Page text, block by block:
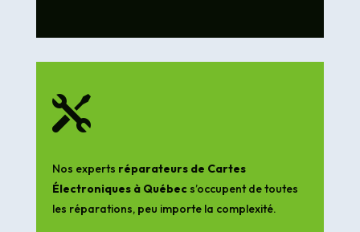

Nos experts réparateurs de Cartes
Électroniques à Québecs’occupent de toutes
les réparations, peu importe la complexité.